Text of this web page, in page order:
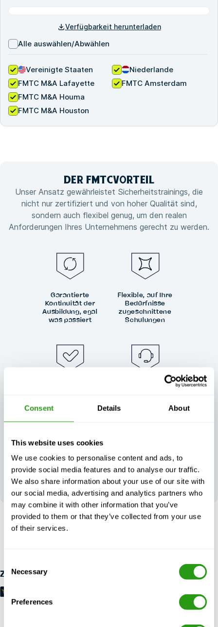
Consent Details About
This website uses cookies
We use cookies to personalise content and ads, to
provide social media features and to analyse our traffic.
We also share information about your use of our site with
our social media, advertising and analytics partners who
may combine it with other information that you’ve
provided to them or that they’ve collected from your use
of their services.
Selection
Necessary
Preferences
Verfügbarkeit herunterladen
Alle auswählen/Abwählen
Vereinigte Staaten
FMTC M&A Lafayette
FMTC M&A Houma
FMTC M&A Houston
Niederlande
FMTC Amsterdam
Zahlungsmöglichkeiten
DER FMTCVORTEIL
Unser Ansatz gewährleistet Sicherheitstrainings, die
nicht nur zertifiziert und von hoher Qualität sind,
sondern auch flexibel genug, um den realen
Anforderungen Ihres Unternehmens gerecht zu werden.
Garantierte
Kontinuität der
Ausbildung, egal
was passiert
Flexible, auf Ihre
Bedürfnisse
zugeschnittene
Schulungen
Außergewöhnlicher
Ihr Feedback
prägt unsere